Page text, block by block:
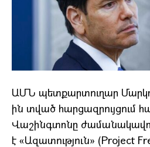
ԱՄՆ պետքարտուղար Մարկո
ին տված հարցազրույցում
Վաշինգտոնը
է «Ազատություն» (Project